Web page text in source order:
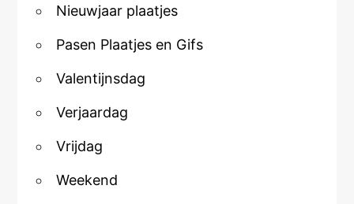
Nieuwjaar plaatjes
Pasen Plaatjes en Gifs
Valentijnsdag
Verjaardag
Vrijdag
Weekend